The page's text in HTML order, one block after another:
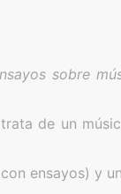
sobre
de un
ensayos) y